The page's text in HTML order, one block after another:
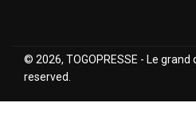
© 2026, TOGOPRESSE - Le
reserved.